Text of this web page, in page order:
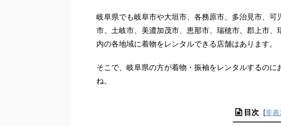
岐阜県でも岐阜市や大垣市、各務原市、多治見市、
市、土岐市、美濃加茂市、恵那市、瑞穂市、郡上市
内の各地域に着物をレンタルできる店舗はあります。
そこで、岐阜県の方が着物・振袖をレンタルするの
ね。
目次 [非表